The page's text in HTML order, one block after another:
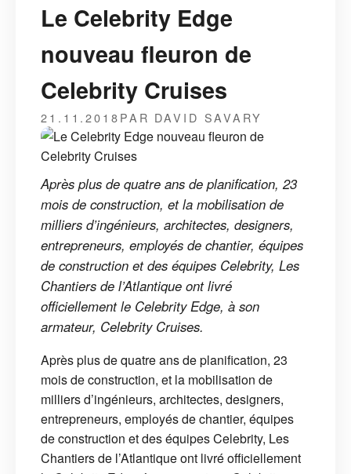
Le Celebrity Edge
nouveau fleuron de
Celebrity Cruises
21.11.2018PAR DAVID SAVARY
Après plus de quatre ans de planification, 23
mois de construction, et la mobilisation de
milliers d’ingénieurs, architectes, designers,
entrepreneurs, employés de chantier, équipes
de construction et des équipes Celebrity, Les
Chantiers de l’Atlantique ont livré
officiellement le Celebrity Edge, à son
armateur, Celebrity Cruises.
Après plus de quatre ans de planification, 23
mois de construction, et la mobilisation de
milliers d’ingénieurs, architectes, designers,
entrepreneurs, employés de chantier, équipes
de construction et des équipes Celebrity, Les
Chantiers de l’Atlantique ont livré officiellement